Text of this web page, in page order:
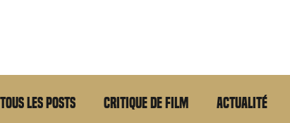
Tous les posts Critique de film Actualité